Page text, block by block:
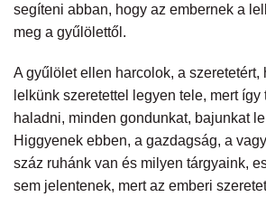
segíteni abban, hogy az embernek a
meg a gyűlölettől.
A gyűlölet ellen harcolok, a szeretetért,
lelkünk szeretettel legyen tele, mert így
haladni, minden gondunkat, bajunkat
Higgyenek ebben, a gazdagság, a
száz ruhánk van és milyen tárgyaink,
sem jelentenek, mert az emberi